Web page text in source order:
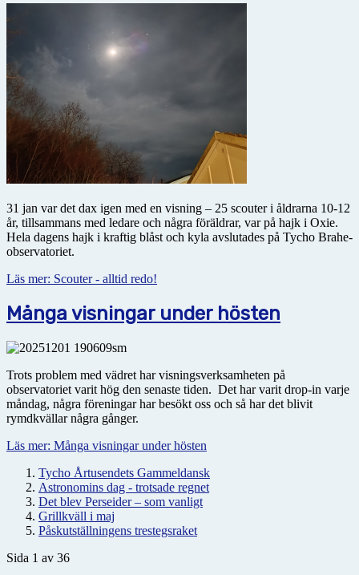
31 jan var det dax igen med en visning – 25 scouter i åldrarna 10-12
år, tillsammans med ledare och några föräldrar, var på hajk i Oxie.
Hela dagens hajk i kraftig blåst och kyla avslutades på Tycho Brahe-
observatoriet.
Läs mer: Scouter - alltid redo!
Många visningar under hösten
Trots problem med vädret har visningsverksamheten på
observatoriet varit hög den senaste tiden. Det har varit drop-in varje
måndag, några föreningar har besökt oss och så har det blivit
rymdkvällar några gånger.
Läs mer: Många visningar under hösten
Tycho Årtusendets Gammeldansk
Astronomins dag - trotsade regnet
Det blev Perseider – som vanligt
Grillkväll i maj
Påskutställningens trestegsraket
Sida 1 av 36